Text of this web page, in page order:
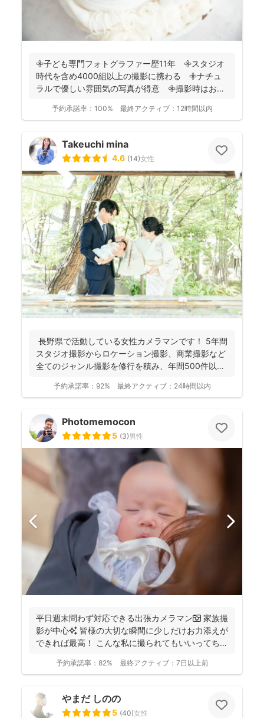
𖧷子ども専門フォトグラファー歴11年 𖧷スタジオ
時代を含め4000組以上の撮影に携わる 𖧷ナチュ
ラルで優しい雰囲気の写真が得意 𖧷撮影時はお手
予約承諾率： 100% 最終アクティブ： 12時間以内
Takeuchi mina
4.6 (14)女性
長野県で活動している女性カメラマンです！ 5年間
スタジオ撮影からロケーション撮影、商業撮影など
全てのジャンル撮影を修行を積み、年間500件以上
予約承諾率： 92% 最終アクティブ： 24時間以内
Photomemocon
5 (3)男性
平日週末問わず対応できる出張カメラマン📷 家族撮
影が中心✨ 皆様の大切な瞬間に少しだけお力添えが
できれば最高！ こんな私に撮られてもいいってちら
予約承諾率： 82% 最終アクティブ： 7日以上前
やまだ しのの
5 (40)女性